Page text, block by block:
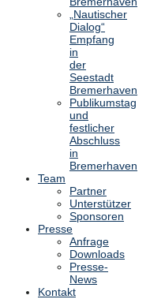
„Nautischer
Dialog“
Empfang
in
der
Seestadt
Bremerhaven
Publikumstag
und
festlicher
Abschluss
in
Bremerhaven
Team
Partner
Unterstützer
Sponsoren
Presse
Anfrage
Downloads
Presse-
News
Kontakt